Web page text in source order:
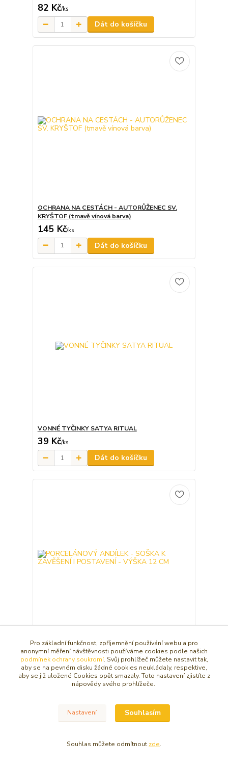
82 Kč/ks
Dát do košíčku
OCHRANA NA CESTÁCH - AUTORŮŽENEC SV.
KRYŠTOF (tmavě vínová barva)
145 Kč/ks
Dát do košíčku
VONNÉ TYČINKY SATYA RITUAL
39 Kč/ks
Dát do košíčku
PORCELÁNOVÝ ANDÍLEK - SOŠKA K ZAVĚŠENÍ I
POSTAVENÍ - VÝŠKA 12 CM
152 Kč/ks
Dát do košíčku
Pro základní funkčnost, zpříjemnění používání webu a pro
anonymní měření návštěvnosti používáme cookies podle našich
podmínek ochrany soukromí. Svůj prohlížeč můžete nastavit tak,
aby se na pevném disku žádné cookies neukládaly, respektive,
aby se již uložené Cookies opět smazaly. Toto nastavení zjistíte z
nápovědy svého prohlížeče.
Nastavení Souhlasím
Souhlas můžete odmítnout zde.